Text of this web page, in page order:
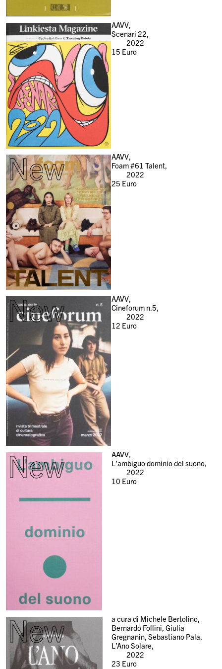
AAVV,
Scenari 22,
2022
15 Euro
New
AAVV,
Foam #61 Talent,
2022
25 Euro
New
AAVV,
Cineforum n.5,
2022
12 Euro
New
AAVV,
L’ambiguo dominio del suono,
2022
10 Euro
New
a cura di Michele Bertolino,
Bernardo Follini, Giulia
Gregnanin, Sebastiano Pala,
L’Ano Solare,
2022
23 Euro